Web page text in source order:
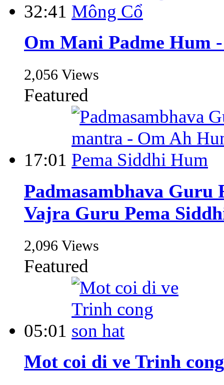
32:41
Om Mani Padme Hum
2,056 Views
Featured
17:01
Padmasambhava
Vajra Guru Pema
2,096 Views
Featured
05:01
Mot coi di ve Trinh